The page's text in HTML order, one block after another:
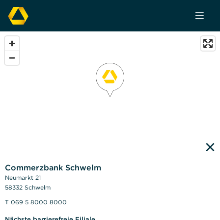
×
Commerzbank Schwelm
Neumarkt 21
58332 Schwelm
T 069 5 8000 8000